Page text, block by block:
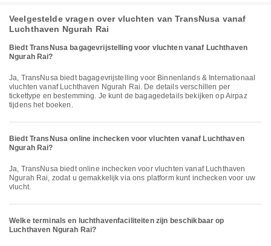
Veelgestelde vragen over vluchten van TransNusa vanaf
Luchthaven Ngurah Rai
Biedt TransNusa bagagevrijstelling voor vluchten vanaf Luchthaven
Ngurah Rai?
Ja, TransNusa biedt bagagevrijstelling voor Binnenlands & Internationaal
vluchten vanaf Luchthaven Ngurah Rai. De details verschillen per
tickettype en bestemming. Je kunt de bagagedetails bekijken op Airpaz
tijdens het boeken.
Biedt TransNusa online inchecken voor vluchten vanaf Luchthaven
Ngurah Rai?
Ja, TransNusa biedt online inchecken voor vluchten vanaf Luchthaven
Ngurah Rai, zodat u gemakkelijk via ons platform kunt inchecken voor uw
vlucht.
Welke terminals en luchthavenfaciliteiten zijn beschikbaar op
Luchthaven Ngurah Rai?